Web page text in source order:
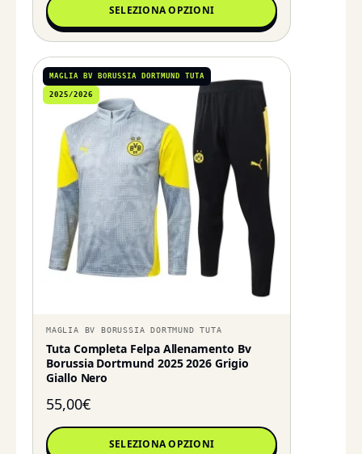
SELEZIONA OPZIONI
MAGLIA BV BORUSSIA DORTMUND TUTA
2025/2026
MAGLIA BV BORUSSIA DORTMUND TUTA
Tuta Completa Felpa Allenamento Bv
Borussia Dortmund 2025 2026 Grigio
Giallo Nero
55,00€
SELEZIONA OPZIONI